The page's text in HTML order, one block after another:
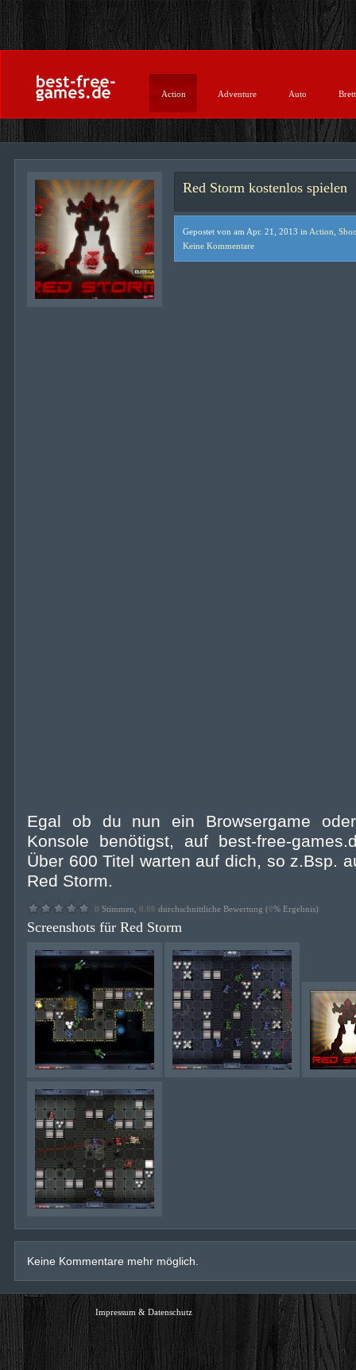
Action Adventure Auto
Red Storm kostenlos spielen
Gepostet von am Apr. 21, 2013 in Action
Keine Kommentare
Egal ob du nun ein Browsergame
Konsole benötigst, auf best-free-
Über 600 Titel warten auf dich, so z.Bsp.
Red Storm.
0 Stimmen, 0.00 durchschnittliche Bewertung (0% Ergebnis)
Screenshots für Red Storm
Keine Kommentare mehr möglich.
Impressum & Datenschutz